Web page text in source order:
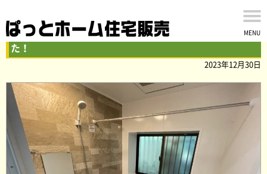
MENU
野田市柳沢の中古戸建の内外装リフォームが完了しまし
た！
2023年12月30日